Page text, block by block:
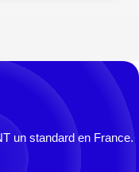
un standard en France.